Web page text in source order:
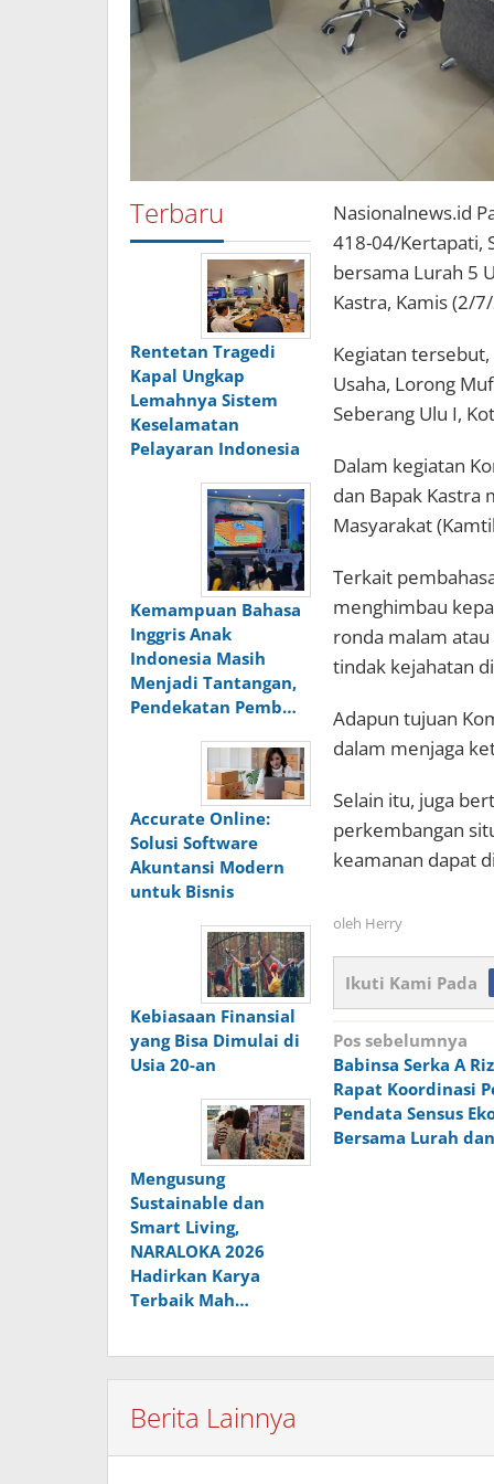
Terbaru
Rentetan Tragedi
Kapal Ungkap
Lemahnya Sistem
Keselamatan
Pelayaran Indonesia
Kemampuan Bahasa
Inggris Anak
Indonesia Masih
Menjadi Tantangan,
Pendekatan Pemb…
Accurate Online:
Solusi Software
Akuntansi Modern
untuk Bisnis
Kebiasaan Finansial
yang Bisa Dimulai di
Usia 20-an
Mengusung
Sustainable dan
Smart Living,
NARALOKA 2026
Hadirkan Karya
Terbaik Mah…
Nasionalnews.id
418-04/Kertapati,
bersama Lurah 5
Kastra, Kamis (2/
Kegiatan tersebut,
Usaha, Lorong
Seberang Ulu I,
Dalam kegiatan
dan Bapak Kastra
Masyarakat
Terkait
menghimbau
ronda malam
tindak kejahatan
Adapun tujuan
dalam menjaga
Selain itu, juga
perkembangan
keamanan dapat
oleh Herry
Ikuti Kami Pada
Navigasi
pos
Pos sebelumnya
Babinsa Serka A
Rapat Koordinasi
Pendata Sensus
Bersama Lurah
Berita Lainnya